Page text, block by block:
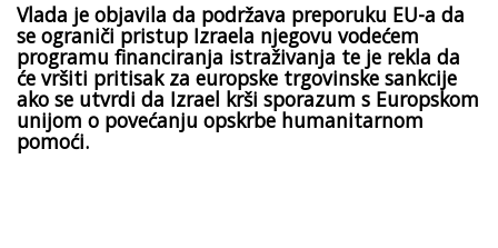
Vlada je objavila da podržava preporuku EU-a da
se ograniči pristup Izraela njegovu vodećem
programu financiranja istraživanja te je rekla da
će vršiti pritisak za europske trgovinske sankcije
ako se utvrdi da Izrael krši sporazum s Europskom
unijom o povećanju opskrbe humanitarnom
pomoći.